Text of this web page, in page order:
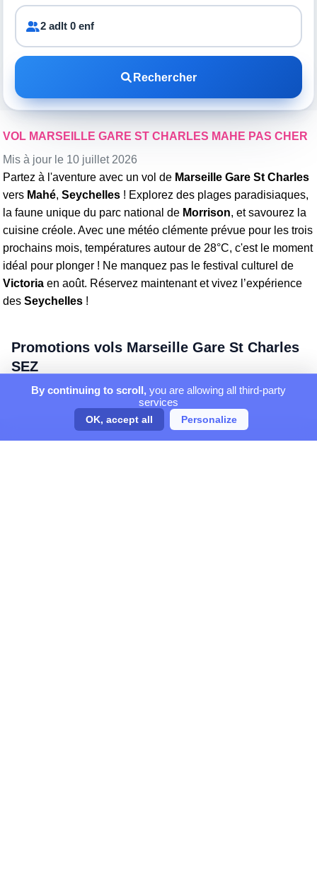
2 adlt 0 enf
Rechercher
VOL MARSEILLE GARE ST CHARLES MAHE PAS CHER
Mis à jour le 10 juillet 2026
Partez à l'aventure avec un vol de Marseille Gare St Charles
vers Mahé, Seychelles ! Explorez des plages paradisiaques,
la faune unique du parc national de Morrison, et savourez la
cuisine créole. Avec une météo clémente prévue pour les trois
prochains mois, températures autour de 28°C, c'est le moment
idéal pour plonger ! Ne manquez pas le festival culturel de
Victoria en août. Réservez maintenant et vivez l’expérience
des Seychelles !
Promotions vols Marseille Gare St Charles
SEZ
By continuing to scroll, you are allowing all third-party
services
OK, accept all Personalize